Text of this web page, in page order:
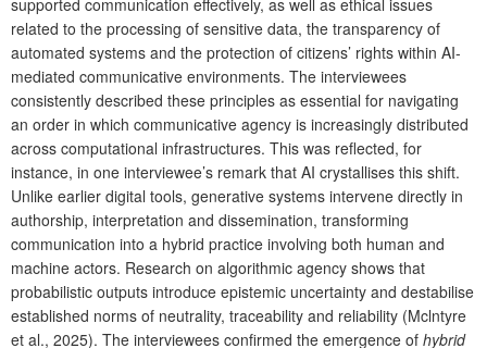
supported communication effectively, as well as ethical issues
related to the processing of sensitive data, the transparency of
automated systems and the protection of citizens’ rights within AI-
mediated communicative environments. The interviewees
consistently described these principles as essential for navigating
an order in which communicative agency is increasingly distributed
across computational infrastructures. This was reflected, for
instance, in one interviewee’s remark that AI crystallises this shift.
Unlike earlier digital tools, generative systems intervene directly in
authorship, interpretation and dissemination, transforming
communication into a hybrid practice involving both human and
machine actors. Research on algorithmic agency shows that
probabilistic outputs introduce epistemic uncertainty and destabilise
established norms of neutrality, traceability and reliability (Mclntyre
et al., 2025). The interviewees confirmed the emergence of hybrid